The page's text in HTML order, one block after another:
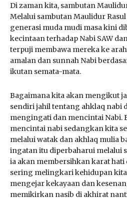
Di zaman kita, sambutan
Melalui sambutan Maulidur
generasi muda mudi masa kini
kecintaan terhadap Nabi SAW
terpuji membawa mereka ke
amalan dan sunnah Nabi
ikutan semata-mata.
Bagaimana kita akan mengikut
sendiri jahil tentang ahklaq nabi
mengingati dan mencintai Nabi.
mencintai nabi sedangkan kita
melalui watak dan akhlaq mulia
ingatan itu diperbaharui melalui
ia akan membersihkan karat hati
sering melingkari kehidupan
mengejar kekayaan dan
memikirkan nasib di akhirat